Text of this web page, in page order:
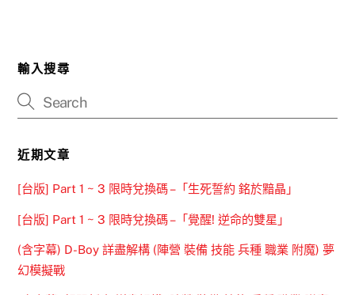
輸入搜尋
近期文章
[台版] Part 1 ~ 3 限時兌換碼 –「生死誓約 銘於黯晶」
[台版] Part 1 ~ 3 限時兌換碼 –「覺醒! 逆命的雙星」
(含字幕) D-Boy 詳盡解構 (陣營 裝備 技能 兵種 職業 附魔) 夢
幻模擬戰